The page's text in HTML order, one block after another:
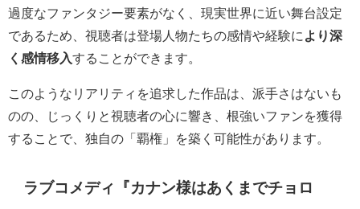
過度なファンタジー要素がなく、現実世界に近い舞台設定
であるため、視聴者は登場人物たちの感情や経験に より深
く感情移入することができます。
このようなリアリティを追求した作品は、派手さはないも
のの、じっくりと視聴者の心に響き、根強いファンを獲得
することで、独自の「覇権」を築く可能性があります。
ラブコメディ『カナン様はあくまでチョロ